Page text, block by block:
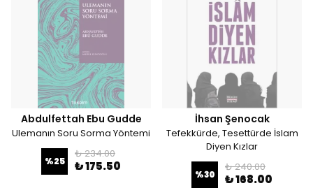
Abdulfettah Ebu Gudde
Ulemanın Soru Sorma Yöntemi
%25
₺ 234.00
₺ 175.50
İhsan Şenocak
Tefekkürde, Tesettürde İslam
Diyen Kızlar
%30
₺ 240.00
₺ 168.00